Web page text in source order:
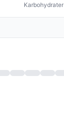
Karbohydrater